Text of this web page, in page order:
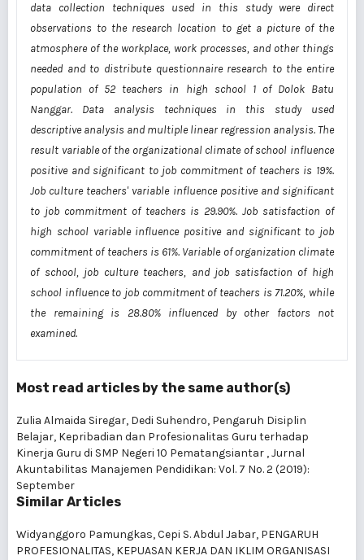
data collection techniques used in this study were direct
observations to the research location to get a picture of the
atmosphere of the workplace, work processes, and other things
needed and to distribute questionnaire research to the entire
population of 52 teachers in high school 1 of Dolok Batu
Nanggar. Data analysis techniques in this study used
descriptive analysis and multiple linear regression analysis. The
result variable of the organizational climate of school influence
positive and significant to job commitment of teachers is 19%.
Job culture teachers' variable influence positive and significant
to job commitment of teachers is 29.90%. Job satisfaction of
high school variable influence positive and significant to job
commitment of teachers is 61%. Variable of organization climate
of school, job culture teachers, and job satisfaction of high
school influence to job commitment of teachers is 71.20%, while
the remaining is 28.80% influenced by other factors not
examined.
Most read articles by the same author(s)
Zulia Almaida Siregar, Dedi Suhendro, Pengaruh Disiplin
Belajar, Kepribadian dan Profesionalitas Guru terhadap
Kinerja Guru di SMP Negeri 10 Pematangsiantar ,Jurnal
Akuntabilitas Manajemen Pendidikan: Vol. 7 No. 2 (2019):
September
Similar Articles
Widyanggoro Pamungkas, Cepi S. Abdul Jabar, PENGARUH
PROFESIONALITAS, KEPUASAN KERJA DAN IKLIM ORGANISASI